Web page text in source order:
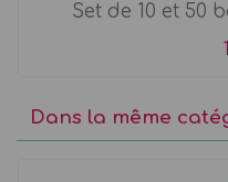
Set de 10 et 50
Dans la même